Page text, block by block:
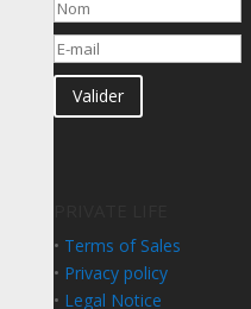
Valider
• Terms of Sales
• Privacy policy
• Legal Notice